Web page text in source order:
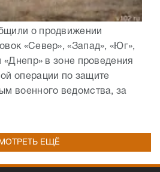
о продвижении
«Север», «Запад», «Юг»,
«Днепр» в зоне проведения
операции по защите
военного ведомства, за
ЕЩЁ